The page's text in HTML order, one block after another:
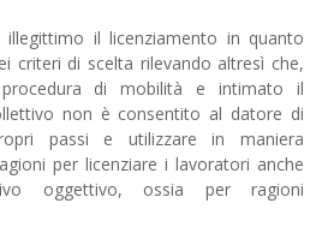
il licenziamento in quanto
criteri di scelta rilevando altresì che,
di mobilità e intimato il
non è consentito al datore di
passi e utilizzare in maniera
per licenziare i lavoratori anche
oggettivo, ossia per ragioni